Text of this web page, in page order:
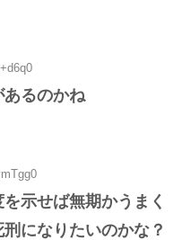
るのかね
示せば無期かうまく
になりたいのかな？